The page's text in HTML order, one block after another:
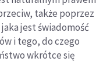
także poprzez
jest świadomość
i tego, do czego
wkrótce się